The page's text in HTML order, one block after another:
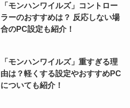
「モンハンワイルズ」コントロー
ラーのおすすめは？ 反応しない場
合のPC設定も紹介！
「モンハンワイルズ」重すぎる理
由は？軽くする設定やおすすめPC
についても紹介！